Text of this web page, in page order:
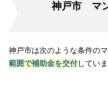
神戸市 マ
神戸市は次のような条件の
範囲で補助金を交付していま